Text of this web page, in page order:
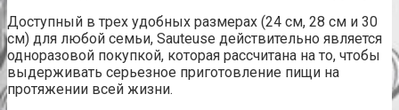
Доступный в трех удобных размерах (24 см, 28 см и 30
см) для любой семьи, Sauteuse действительно является
одноразовой покупкой, которая рассчитана на то, чтобы
выдерживать серьезное приготовление пищи на
протяжении всей жизни.